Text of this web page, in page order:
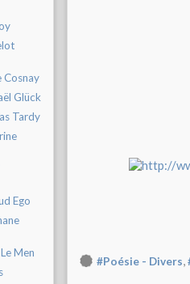
Cosnay
Glück
Tardy
Ego
Men
#Poésie - Divers